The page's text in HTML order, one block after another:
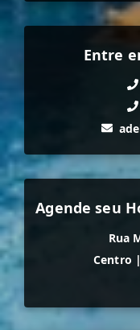
Entre
Agende seu
Rua
Centro |